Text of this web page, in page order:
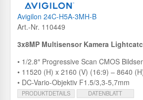
Avigilon 24C-H5A-3MH-B
Art.-Nr. 110449
3x8MP Multisensor Kamera
• 1/2.8″ Progressive Scan CMOS
• 11520 (H) x 2160 (V) (16:9) – 8640
• DC-Vario-Objektiv F1.5/3,3-5,7mm
PRODUKTDETAILS
DATENBLATT